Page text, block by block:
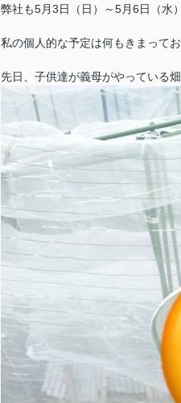
弊社も5月3日（日）～5月6日（水
私の個人的な予定は何もきまって
先日、子供達が義母がやっている